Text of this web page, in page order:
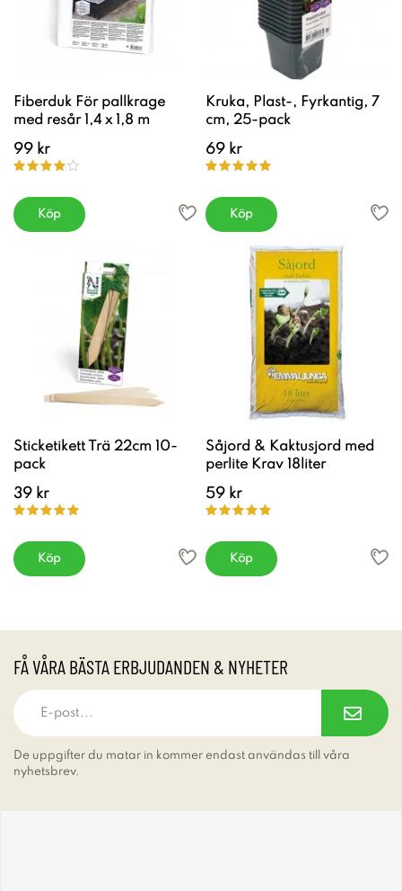
Fiberduk För pallkrage
med resår 1,4 x 1,8 m
99 kr
Köp
Kruka, Plast-, Fyrkantig, 7
cm, 25-pack
69 kr
Köp
Sticketikett Trä 22cm 10-
pack
39 kr
Köp
Såjord & Kaktusjord med
perlite Krav 18liter
59 kr
Köp
FÅ VÅRA BÄSTA ERBJUDANDEN & NYHETER
De uppgifter du matar in kommer endast användas till våra
nyhetsbrev.